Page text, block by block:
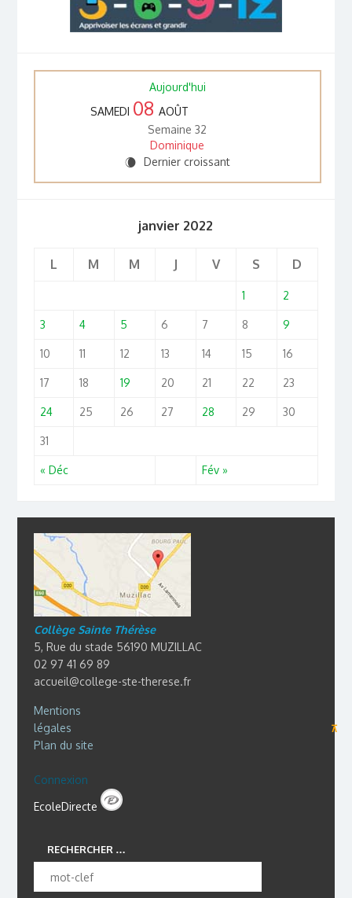
Aujourd'hui
SAMEDI 08 AOÛT
Semaine 32
Dominique
W Dernier croissant
janvier 2022
L M M J V S D
« Déc Fév »
1 2
3 4 5 6 7 8 9
10 11 12 13 14 15 16
17 18 19 20 21 22 23
24 25 26 27 28 29 30
31
Collège Sainte Thérèse
5, Rue du stade 56190 MUZILLAC
02 97 41 69 89
accueil@college-ste-therese.fr
Mentions
légales
⊼
Plan du site
Connexion
EcoleDirecte
RECHERCHER …